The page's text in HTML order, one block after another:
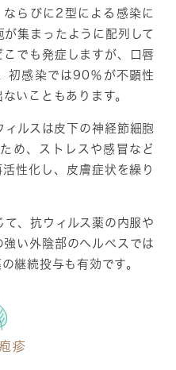
らびに2型による感染に
集まったように配列して
でも発症しますが、口唇
初感染では90％が不顕性
いこともあります。
ルスは皮下の神経節細胞
め、ストレスや感冒など
性化し、皮膚症状を繰り
、抗ウィルス薬の内服や
い外陰部のヘルペスでは
継続投与も有効です。
疹